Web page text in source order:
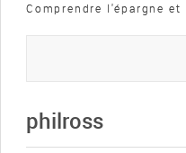
Comprendre l'épargne
philross